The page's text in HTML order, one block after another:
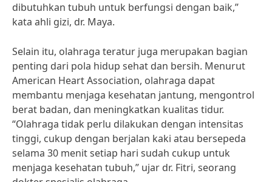
dibutuhkan tubuh untuk berfungsi dengan baik,”
kata ahli gizi, dr. Maya.
Selain itu, olahraga teratur juga merupakan bagian
penting dari pola hidup sehat dan bersih. Menurut
American Heart Association, olahraga dapat
membantu menjaga kesehatan jantung, mengontrol
berat badan, dan meningkatkan kualitas tidur.
“Olahraga tidak perlu dilakukan dengan intensitas
tinggi, cukup dengan berjalan kaki atau bersepeda
selama 30 menit setiap hari sudah cukup untuk
menjaga kesehatan tubuh,” ujar dr. Fitri, seorang